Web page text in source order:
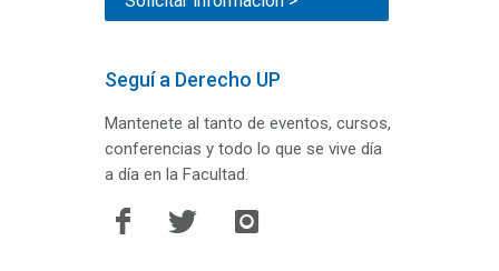
Seguí a Derecho UP
Mantenete al tanto de eventos, cursos,
conferencias y todo lo que se vive día
a día en la Facultad.